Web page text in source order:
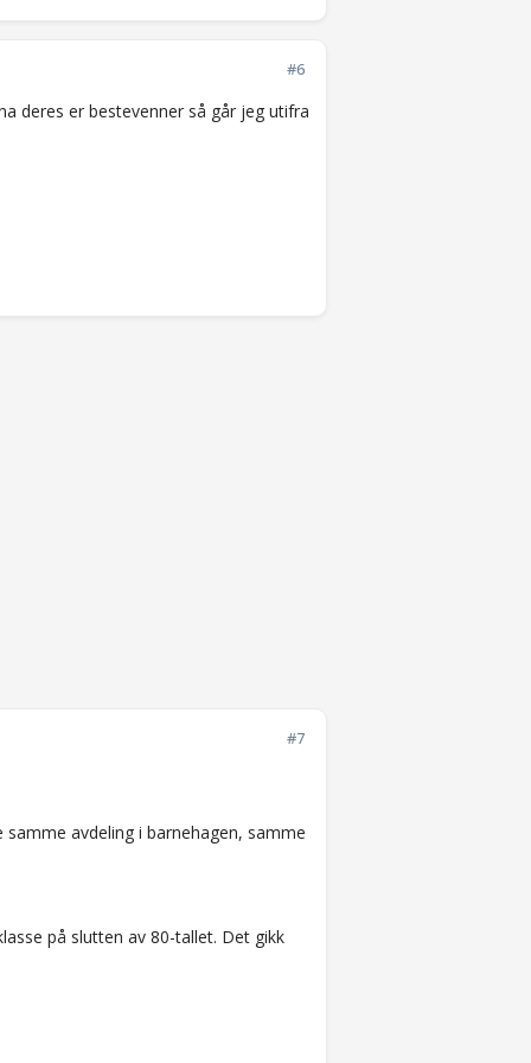
#6
deres er bestevenner så går jeg utifra
#7
avdeling i barnehagen, samme
på slutten av 80-tallet. Det gikk